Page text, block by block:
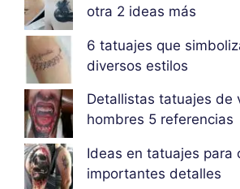
otra 2 ideas más
6 tatuajes que
diversos estilos
Detallistas tatuajes de
hombres 5 referencias
Ideas en tatuajes para
importantes detalles